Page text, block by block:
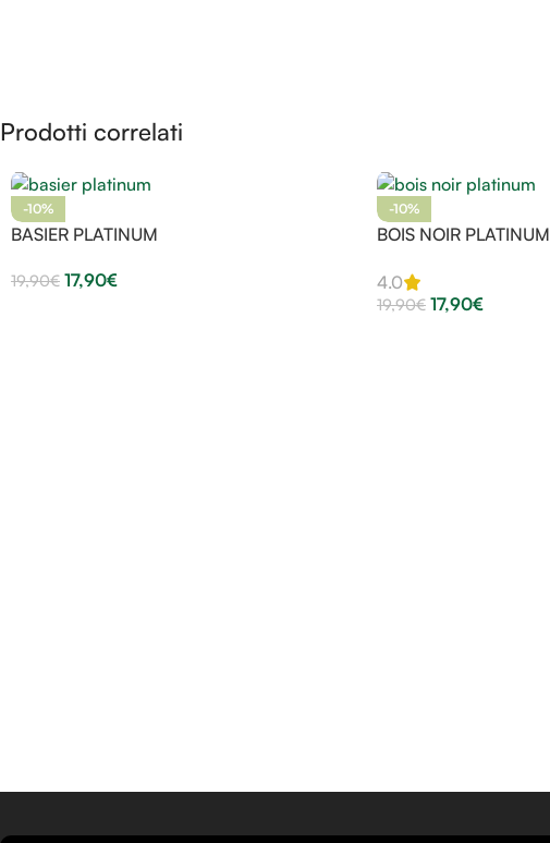
Prodotti correlati
-10%
BASIER PLATINUM
19,90€ 17,90€
-10%
BOIS NOIR PLATINUM
4.0
19,90€ 17,90€